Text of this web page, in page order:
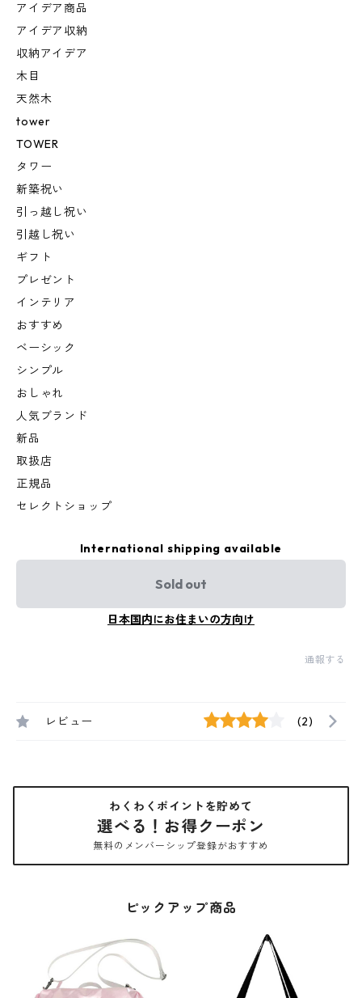
アイデア商品
アイデア収納
収納アイデア
木目
天然木
tower
TOWER
タワー
新築祝い
引っ越し祝い
引越し祝い
ギフト
プレゼント
インテリア
おすすめ
ベーシック
シンプル
おしゃれ
人気ブランド
新品
取扱店
正規品
セレクトショップ
International shipping available
Sold out
日本国内にお住まいの方向け
通報する
レビュー (2)
わくわくポイントを貯めて
選べる！お得クーポン
無料のメンバーシップ登録がおすすめ
ピックアップ商品